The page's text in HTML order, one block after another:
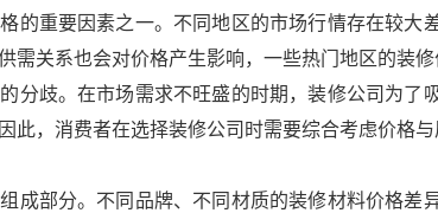
的重要因素之一。不同地区的市场行情存在较大
需关系也会对价格产生影响，一些热门地区的装修
分歧。在市场需求不旺盛的时期，装修公司为了
此，消费者在选择装修公司时需要综合考虑价格与
成部分。不同品牌、不同材质的装修材料价格差